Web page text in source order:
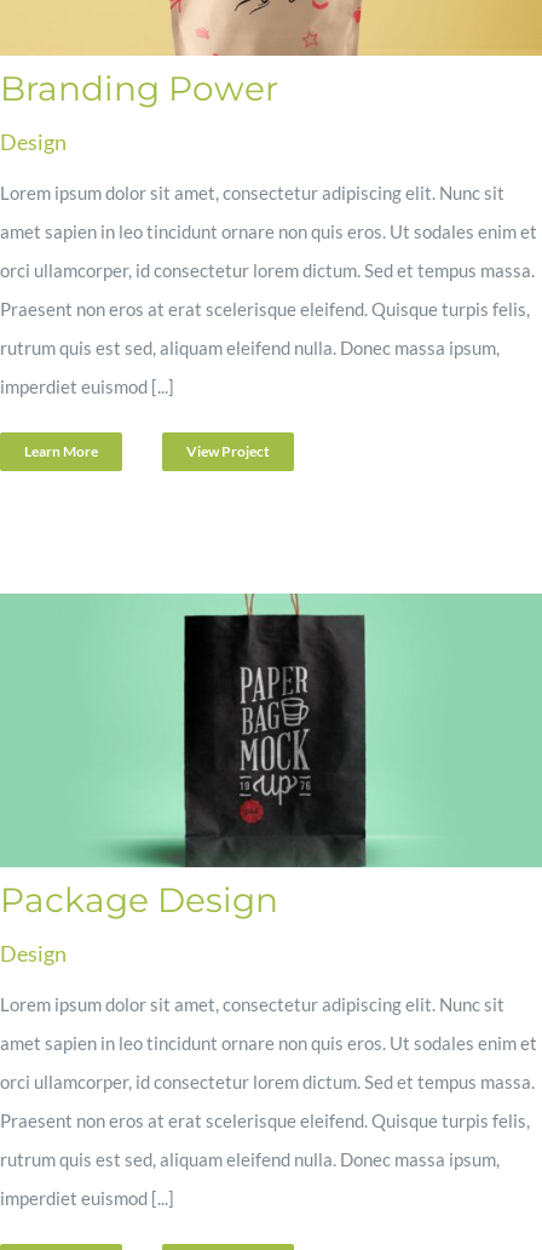
Branding Power
Design
Lorem ipsum dolor sit amet, consectetur adipiscing elit. Nunc sit
amet sapien in leo tincidunt ornare non quis eros. Ut sodales enim et
orci ullamcorper, id consectetur lorem dictum. Sed et tempus massa.
Praesent non eros at erat scelerisque eleifend. Quisque turpis felis,
rutrum quis est sed, aliquam eleifend nulla. Donec massa ipsum,
imperdiet euismod [...]
Learn More View Project
Package Design
Design
Lorem ipsum dolor sit amet, consectetur adipiscing elit. Nunc sit
amet sapien in leo tincidunt ornare non quis eros. Ut sodales enim et
orci ullamcorper, id consectetur lorem dictum. Sed et tempus massa.
Praesent non eros at erat scelerisque eleifend. Quisque turpis felis,
rutrum quis est sed, aliquam eleifend nulla. Donec massa ipsum,
imperdiet euismod [...]